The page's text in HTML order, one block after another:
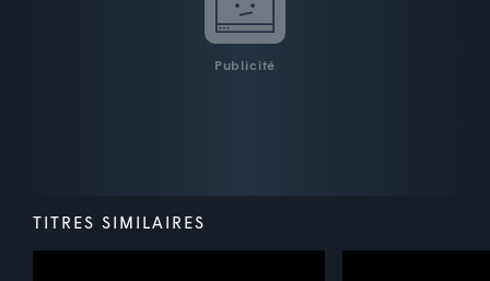
Publicité
TITRES SIMILAIRES